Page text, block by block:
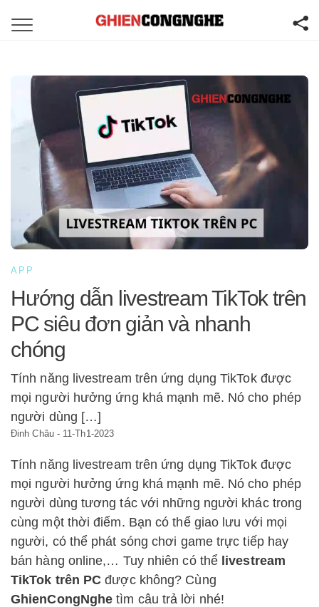
APP
Hướng dẫn livestream TikTok trên
PC siêu đơn giản và nhanh
chóng
Tính năng livestream trên ứng dụng TikTok được
mọi người hưởng ứng khá mạnh mẽ. Nó cho phép
người dùng […]
Đinh Châu- 11-Th1-2023
Tính năng livestream trên ứng dụng TikTok được
mọi người hưởng ứng khá mạnh mẽ. Nó cho phép
người dùng tương tác với những người khác trong
cùng một thời điểm. Bạn có thể giao lưu với mọi
người, có thể phát sóng chơi game trực tiếp hay
bán hàng online,… Tuy nhiên có thể livestream
TikTok trên PC được không? Cùng
GhienCongNghe tìm câu trả lời nhé!